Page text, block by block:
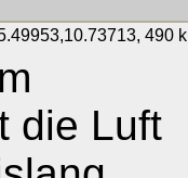
490
die Luft